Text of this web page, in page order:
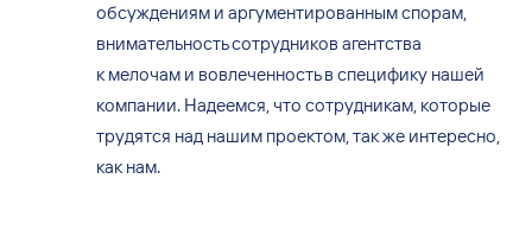
обсуждениям и аргументированным спорам,
внимательность сотрудников агентства
к мелочам и вовлеченность в специфику нашей
компании. Надеемся, что сотрудникам, которые
трудятся над нашим проектом, так же интересно,
как нам.